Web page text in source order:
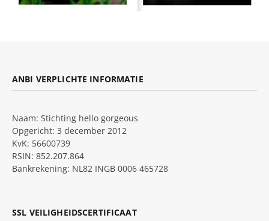
ANBI VERPLICHTE INFORMATIE
Naam: Stichting hello gorgeous
Opgericht: 3 december 2012
KvK: 56600739
RSIN: 852.207.864
Bankrekening: NL82 INGB 0006 465728
SSL VEILIGHEIDSCERTIFICAAT